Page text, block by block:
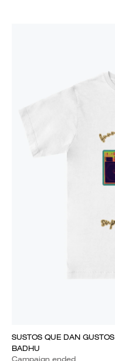
SUSTOS QUE DAN GUSTOS
BADHU
Campaign ended